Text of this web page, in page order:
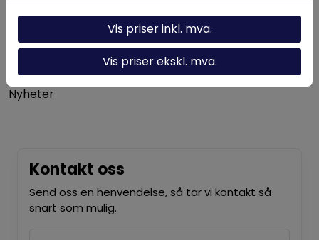
Hydraulikk-kalkulator
Om oss
Nyheter
Kontakt oss
Send oss en henvendelse, så tar vi kontakt så
snart som mulig.
Vis priser inkl. mva.
Vis priser ekskl. mva.